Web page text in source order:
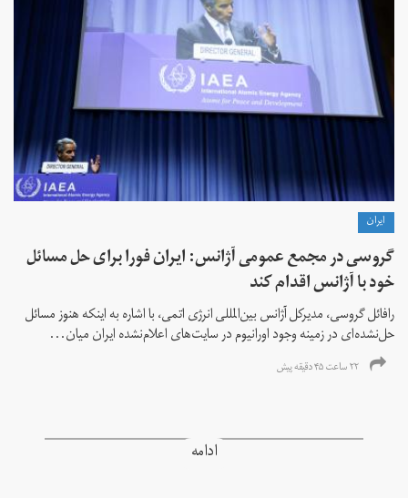
ايران
گروسی در مجمع عمومی آژانس: ایران فورا برای حل مسائل
خود با آژانس اقدام کند
رافائل گروسی، مدیرکل آژانس بین‌المللی انرژی اتمی، با اشاره به اینکه هنوز مسائل
حل‌نشده‌ای در زمینه وجود اورانیوم در سایت‌های اعلام‌نشده ایران میان...
۲۲ ساعت ۴۵ دقیقه پیش
ادامه